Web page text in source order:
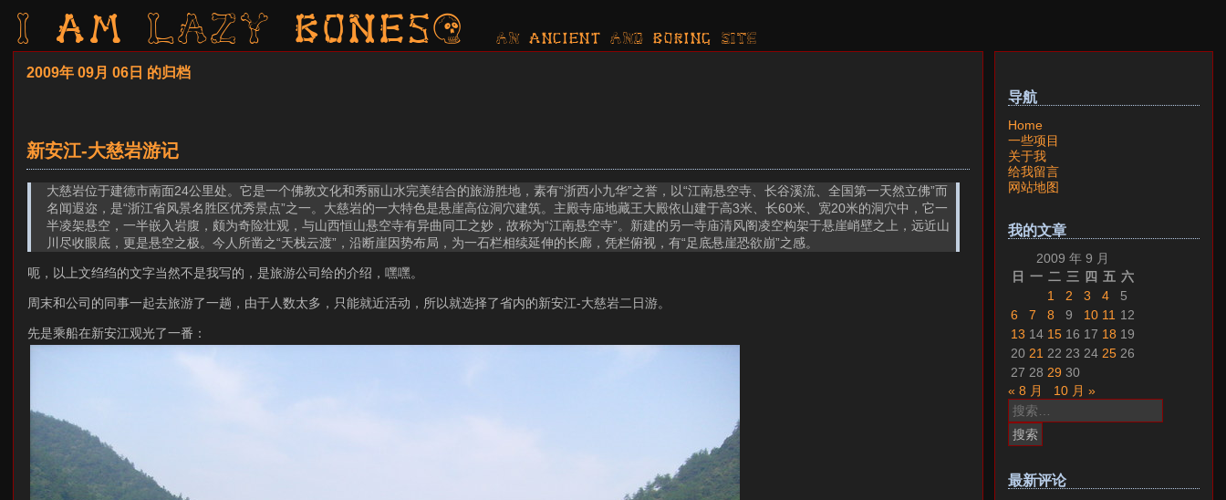
I am LAZY bones? AN ancient AND boring SITE
2009年 09月 06日 的归档
新安江-大慈岩游记
大慈岩位于建德市南面24公里处。它是一个佛教文化和秀丽山水完美结合的旅游胜地，素有“浙西小九华”之誉，以“江南悬空寺、长谷溪流、全国第一天然立佛”而
名闻遐迩，是“浙江省风景名胜区优秀景点”之一。大慈岩的一大特色是悬崖高位洞穴建筑。主殿寺庙地藏王大殿依山建于高3米、长60米、宽20米的洞穴中，它一
半凌架悬空，一半嵌入岩腹，颇为奇险壮观，与山西恒山悬空寺有异曲同工之妙，故称为“江南悬空寺”。新建的另一寺庙清风阁凌空构架于悬崖峭壁之上，远近山
川尽收眼底，更是悬空之极。今人所凿之“天栈云渡”，沿断崖因势布局，为一石栏相续延伸的长廊，凭栏俯视，有“足底悬崖恐欲崩”之感。
呃，以上文绉绉的文字当然不是我写的，是旅游公司给的介绍，嘿嘿。
周末和公司的同事一起去旅游了一趟，由于人数太多，只能就近活动，所以就选择了省内的新安江-大慈岩二日游。
先是乘船在新安江观光了一番：
导航
Home
一些项目
关于我
给我留言
网站地图
我的文章
2009 年 9 月
日 一 二 三 四 五 六
1
2 3 4
5
6
7 8 9 10 11 12
13 14 15 16 17 18 19
20 21 22 23 24 25 26
27 28 29 30
« 8 月
10 月 »
搜
索：
最新评论